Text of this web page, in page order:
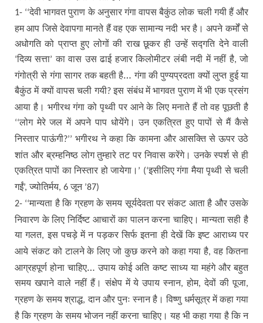
1- ‘‘देवी भागवत पुराण के अनुसार गंगा वापस बैकुंठ लोक चली गयी हैं और
हम आप जिसे देवापगा मानते हैं वह एक सामान्य नदी भर है। अपने कर्मों से
अधोगति को प्राप्त हुए लोगों की राख छूकर ही उन्हें सद्गति देने वाली
‘दिव्य सत्ता’का वास उस ढाई हजार किलोमीटर लंबी नदी में नहीं है,जो
गंगोत्री से गंगा सागर तक बहती है… गंगा की पुण्यप्रदता क्यों लुप्त हुई या
बैकुंठ में क्यों वापस चली गयी?इस संबंध में भागवत पुराण में भी एक प्रसंग
आया है। भगीरथ गंगा को पृथ्वी पर आने के लिए मनाते हैं तो वह पूछती है
‘‘लोग मेरे जल में अपने पाप धोयेंगे। उन एकत्रित हुए पापों से मैं कैसे
निस्तार पाऊंगी?’’भगीरथ ने कहा कि कामना और आसक्ति से ऊपर उठे
शांत और ब्रम्हनिष्ठ लोग तुम्हारे तट पर निवास करेंगे। उनके स्पर्श से ही
एकत्रित पापों का निस्तार हो जायेगा। ’ (‘इसीलिए गंगा मैया पृथ्वी से चली
गईं’,ज्योतिर्मय, 6जून ’87)
2- ‘‘मान्यता है कि ग्रहण के समय सूर्यदेवता पर संकट आता है और उसके
निवारण के लिए निर्दिष्ट आचारों का पालन करना चाहिए। मान्यता सही है
या गलत,इस पचड़े में न पड़कर सिर्फ इतना ही देखें कि इष्ट आराध्य पर
आये संकट को टालने के लिए जो कुछ करने को कहा गया है,वह कितना
आग्रहपूर्ण होना चाहिए… उपाय कोई अति कष्ट साध्य या महंगे और बहुत
समय खपाने वाले नहीं हैं। संक्षेप में ये उपाय स्नान,होम,देवों की पूजा,
ग्रहण के समय श्राद्ध,दान और पुनः स्नान है। विष्णु धर्मसूत्र में कहा गया
है कि ग्रहण के समय भोजन नहीं करना चाहिए। यह भी कहा गया है कि न